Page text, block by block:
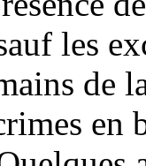
les
de
en